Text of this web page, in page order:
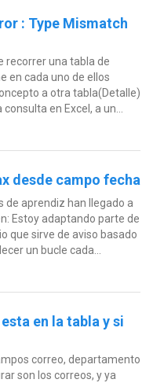
: Type Mismatch
recorrer una tabla de
en cada uno de ellos
a otra tabla(Detalle)
en Excel, a un...
desde campo fecha
de aprendiz han llegado a
Estoy adaptando parte de
que sirve de aviso basado
un bucle cada...
en la tabla y si
correo, departamento
son los correos, y ya